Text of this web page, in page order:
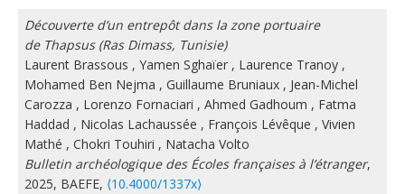
Découverte d’un entrepôt dans la zone portuaire
de Thapsus (Ras Dimass, Tunisie)
Laurent Brassous , Yamen Sghaïer , Laurence Tranoy ,
Mohamed Ben Nejma , Guillaume Bruniaux , Jean-Michel
Carozza , Lorenzo Fornaciari , Ahmed Gadhoum , Fatma
Haddad , Nicolas Lachaussée , François Lévêque , Vivien
Mathé , Chokri Touhiri , Natacha Volto
Bulletin archéologique des Écoles françaises à l’étranger,
2025, BAEFE, ⟨10.4000/1337x⟩